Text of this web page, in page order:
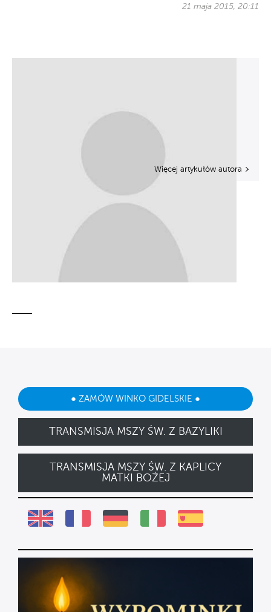
21 maja 2015, 20:11
Więcej artykułów autora
● ZAMÓW WINKO GIDELSKIE ●
TRANSMISJA MSZY ŚW. Z BAZYLIKI
TRANSMISJA MSZY ŚW. Z KAPLICY
MATKI BOŻEJ